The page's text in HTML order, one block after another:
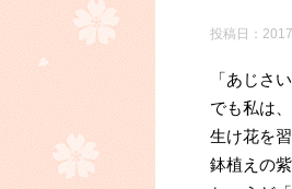
投稿日：
「あじさ
でも私は
生け花を
鉢植えの